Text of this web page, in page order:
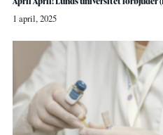
1 april, 2025